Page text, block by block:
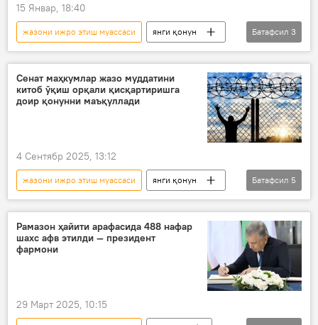
15 Январ, 18:40
жазони ижро этиш муассаси
янги қонун
Ўзбекистон
телефон мулоқоти
Батафсил 3
Сенат маҳкумлар жазо муддатини
китоб ўқиш орқали қисқартиришга
доир қонунни маъқуллади
4 Сентябр 2025, 13:12
жазони ижро этиш муассаси
янги қонун
Ўзбекистон
китоб
жиноятчи
Жиноят кодекси
Жамият
Батафсил 5
Рамазон ҳайити арафасида 488 нафар
шахс афв этилди — президент
фармони
29 Март 2025, 10:15